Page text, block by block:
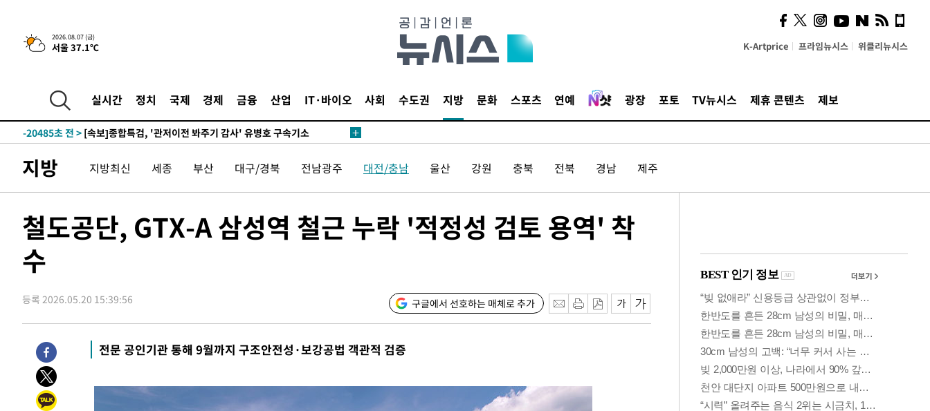
2026.08.07 (금)
서울 37.1℃ K-Artprice 프라임뉴시스 위클리뉴시스
실시간 정치 국제 경제 금융 산업 IT·바이오 사회 수도권 지방 문화 스포츠 연예 광장 포토 TV뉴시스 제휴 콘텐츠 제보
-31776초 전 >[속보]규제합리화위원회 부위원장에 김태유 서울대 공대 교수…이
병태 후임
-28134초 전 > [속보]국힘 윤리위, '돌려차기 발언' 진종오·서범수 징계 절차 개시
25.3%↑
-20619초 전 >
[속보]'채상병 순직 책임' 임성근, 항소심도 징역 3년
-20485초 전 >
-17085초 전 > 민주 콩고 에볼라환자 4천명 돌파, 4053명 발생 1850명 사망
-15529초 전 >
"미 전국적 살모네라 식중독 원인은 멕시코산 할라피뇨"-- CDC
-14042초 전 >[속보]경찰·노동부, HL만도 평택사업장 끼임 사망 관련 압수수색
압수수색
-13678초 전 >[속보]원·달러 환율, 오전 9시 1423.8원
-13474초 전 >
-13460초 전 >
-10593초 전 >시리아 다마스쿠스 교외에서 미니버스 폭발.. 14명 부상, 3명은 중
태
-9891초 전 >입추에도 극한더위…서울 낮 39도 '폭염중대경보'
-4855초 전 >
이란, 호르무즈서 "적국 목표물들"과 대치로 남부 케슘섬에서 두차
례 큰 폭발음
-3570초 전 >
-1721초 전 >
[속보]트럼프, 美 원정출산 금지 행정명령 서명
9분 전 >[속보] 뉴욕증시, 일제 하락 마감…나스닥 0.06%↓
지방 지방최신 세종 부산 대구/경북 전남광주 대전/충남 울산 강원 충북 전북 경남 제주
철도공단, GTX-A 삼성역 철근 누락 '적정성 검토 용역' 착
수
등록 2026.05.20 15:39:56 구글에서 선호하는 매체로 추가
전문 공인기관 통해 9월까지 구조안전성·보강공법 객관적 검증
시, 스마트폰 액세서리에
NFC 더했다